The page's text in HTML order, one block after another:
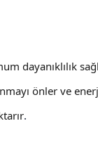
dayanıklılık
önler ve
.